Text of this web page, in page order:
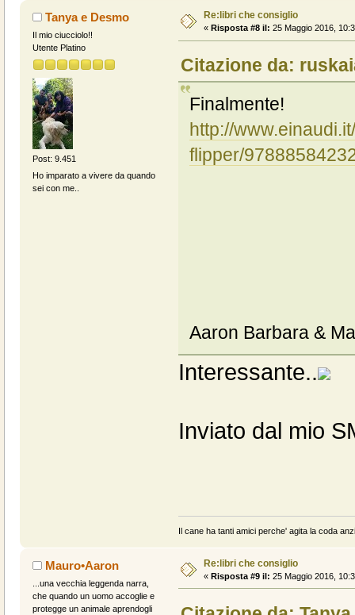
Tanya e Desmo
Il mio ciucciolo!!
Utente Platino
Post: 9.451
Ho imparato a vivere da quando
sei con me..
Re:libri che consiglio
« Risposta #8 il: 25 Maggio 2016,
Citazione da:
Finalmente!
http://
flipper/
Aaron Barbara &
Interessante..
Inviato dal mio
Il cane ha tanti amici perche' agita la coda
Mauro•Aaron
...una vecchia leggenda narra,
che quando un uomo accoglie e
protegge un animale aprendogli
Re:libri che consiglio
« Risposta #9 il: 25 Maggio 2016,